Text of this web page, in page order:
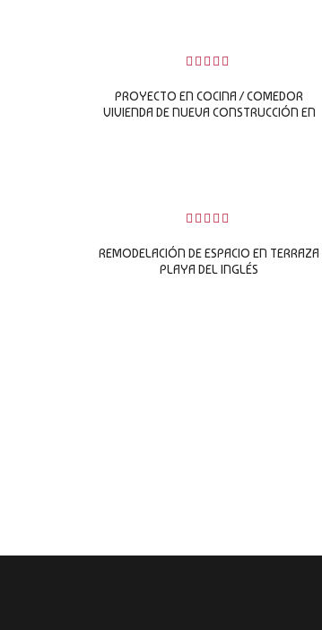
sobre
5
PROYECTO EN COCINA / COMEDOR
VIVIENDA DE NUEVA CONSTRUCCIÓN EN
sobre
5
REMODELACIÓN DE ESPACIO EN TERRAZA
PLAYA DEL INGLÉS